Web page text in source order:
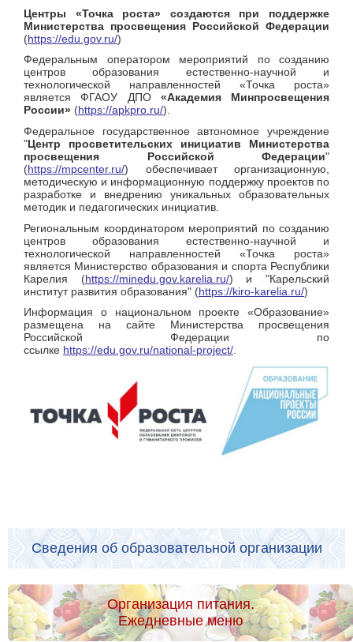
Центры «Точка роста» создаются при поддержке
Министерства просвещения Российской Федерации
(https://edu.gov.ru/)
Федеральным оператором мероприятий по созданию
центров образования естественно-научной и
технологической направленностей «Точка роста»
является ФГАОУ ДПО «Академия Минпросвещения
России» (https://apkpro.ru/).
Федеральное государственное автономное учреждение
"Центр просветительских инициатив Министерства
просвещения Российской Федерации"
(https://mpcenter.ru/) обеспечивает организационную,
методическую и информационную поддержку проектов по
разработке и внедрению уникальных образовательных
методик и педагогических инициатив.
Региональным координатором мероприятий по созданию
центров образования естественно-научной и
технологической направленностей «Точка роста»
является Министерство образования и спорта Республики
Карелия (https://minedu.gov.karelia.ru/) и "Карельский
институт развития образования" (https://kiro-karelia.ru/)
Информация о национальном проекте «Образование»
размещена на сайте Министерства просвещения
Российской Федерации по
ссылке https://edu.gov.ru/national-project/
Сведения об образовательной организации
Организация питания.
Ежедневные меню